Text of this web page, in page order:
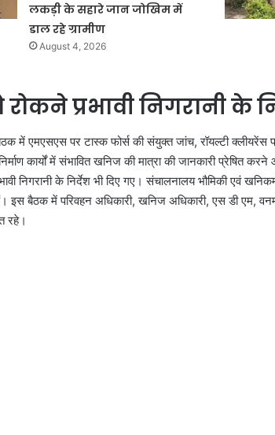
लकड़ी के सहारे जान जोखिम में
डाल रहे ग्रामीण
August 4, 2026
रोकने प्रभावी निगरानी के
में एमएसएस पर टास्क फोर्स की संयुक्त जांच, रॉयल्टी क्लीयरेंस
कार्यों में संभावित खनिज की मात्रा की जानकारी प्रेषित
निगरानी के निर्देश भी दिए गए। संचालनालय भौमिकी एवं
इस बैठक में परिवहन अधिकारी, खनिज अधिकारी, एस डी एम,
रहे।